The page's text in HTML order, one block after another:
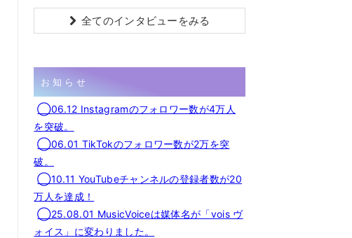
全てのインタビューをみる
お知らせ
◯06.12 Instagramのフォロワー数が4万人
を突破。
◯06.01 TikTokのフォロワー数が2万を突
破。
◯10.11 YouTubeチャンネルの登録者数が20
万人を達成！
◯25.08.01 MusicVoiceは媒体名が「vois ヴ
ォイス」に変わりました。